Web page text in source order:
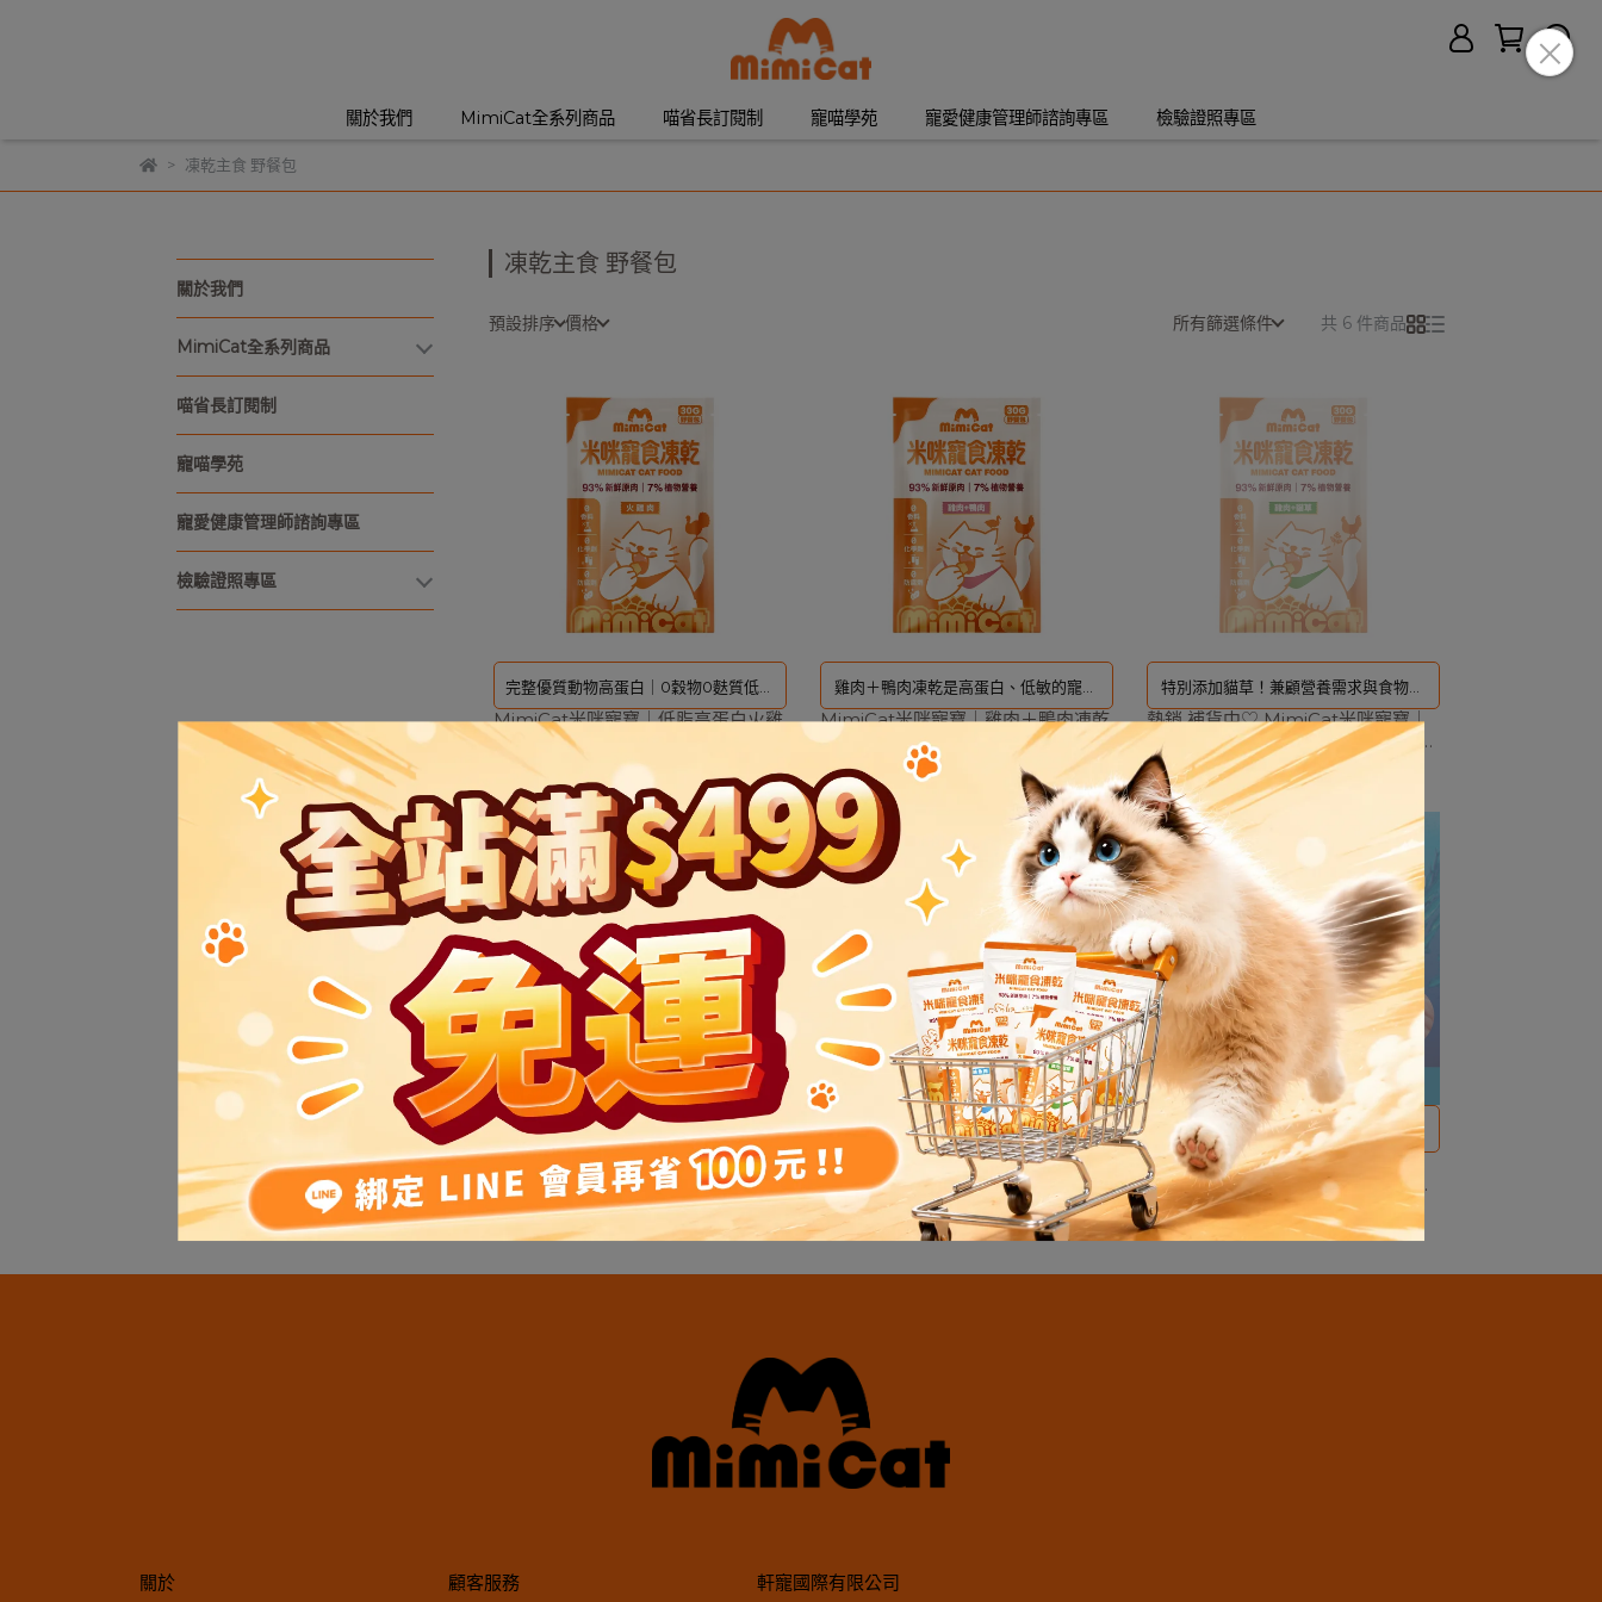
關於我們 MimiCat全系列商品 喵省長訂閱制 寵喵學苑 寵愛健康管理師諮詢專區 檢驗證照專區
凍乾主食 野餐包
關於我們
MimiCat全系列商品
喵省長訂閱制
寵喵學苑
寵愛健康管理師諮詢專區
檢驗證照專區
凍乾主食 野餐包
預設排序 價格 所有篩選條件 共 6 件商品
完整優質動物高蛋白｜0穀物0麩質低敏
健康主食
MimiCat米咪寵寶｜低脂高蛋白火雞
肉 凍乾主食 - 野餐包 (30g)
NT$250
雞肉＋鴨肉凍乾是高蛋白、低敏的寵物
零食，結合雞肉的適口性與鴨肉的低敏
滋補特性，適合作為挑嘴毛孩的獎勵或
日常營養補充。
MimiCat米咪寵寶｜雞肉＋鴨肉凍乾
主食 - 野餐包 (30g)
NT$199
NT$250
特別添加貓草！兼顧營養需求與食物的
趣味性｜
熱銷 補貨中♡ MimiCat米咪寵寶｜
優質雞肉+特選A級貓草凍乾主食 - 野
餐包 (30g)
NT$199NT$250
洄游性深海鮪魚｜富含DHA、EPA脂肪
酸魚油
MimiCat米咪寵寶｜深海鮪魚低脂凍
乾主食 - 野餐包 (30g)
NT$199NT$250
100%上等純原肉｜含豐富優質蛋白 保
留完整鮮肉成分
MimiCat米咪寵寶｜草飼牛肉低脂凍
乾主食 - 野餐包 (30g)
NT$199 NT$250
從產地直送到毛孩餐桌｜低脂高蛋白營
養
熱銷 補貨中♡ MimiCat米咪寵寶｜
本地養殖虱目魚＋放牧雞肉凍乾主食
- 野餐包 (30g)
NT$199NT$250
關於 顧客服務 軒寵國際有限公司